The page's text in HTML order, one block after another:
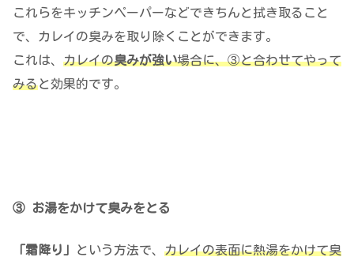
これらをキッチンペーパーなどできちんと拭き取ること
で、カレイの臭みを取り除くことができます。
これは、 カレイの臭みが強い場合に、③と合わせてやって
みると効果的です。
③ お湯をかけて臭みをとる
「霜降り」 という方法で、 カレイの表面に熱湯をかけて臭